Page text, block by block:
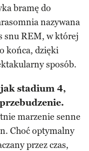
bramę do
nazywana
snu REM, w której
końca, dzięki
sposób.
stadium 4,
marzenie senne
Choć optymalny
przez czas,